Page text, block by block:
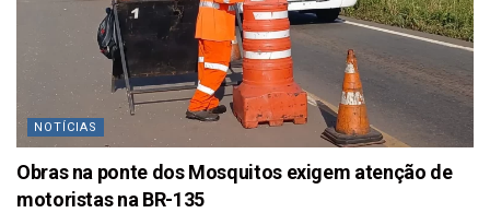
NOTÍCIAS
Obras na ponte dos Mosquitos exigem atenção de
motoristas na BR-135